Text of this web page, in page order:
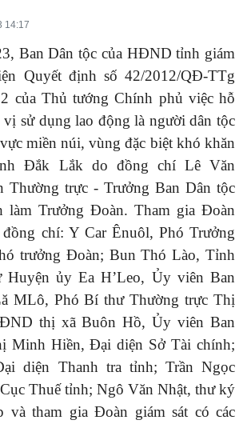
14:17
Ban Dân tộc của HĐND tỉnh giám
Quyết định số 42/2012/QĐ-TTg
của Thủ tướng Chính phủ việc hỗ
sử dụng lao động là người dân tộc
miền núi, vùng đặc biệt khó khăn
Đắk Lắk do đồng chí Lê Văn
Thường trực - Trưởng Ban Dân tộc
làm Trưởng Đoàn. Tham gia Đoàn
đồng chí: Y Car Ênuôl, Phó Trưởng
trưởng Đoàn; Bun Thó Lào, Tỉnh
ủy Ea H’Leo, Ủy viên Ban
MLô, Phó Bí thư Thường trực Thị
thị xã Buôn Hồ, Ủy viên Ban
Minh Hiền, Đại diện Sở Tài chính;
diện Thanh tra tỉnh; Trần Ngọc
Thuế tỉnh; Ngô Văn Nhật, thư ký
và tham gia Đoàn giám sát có các